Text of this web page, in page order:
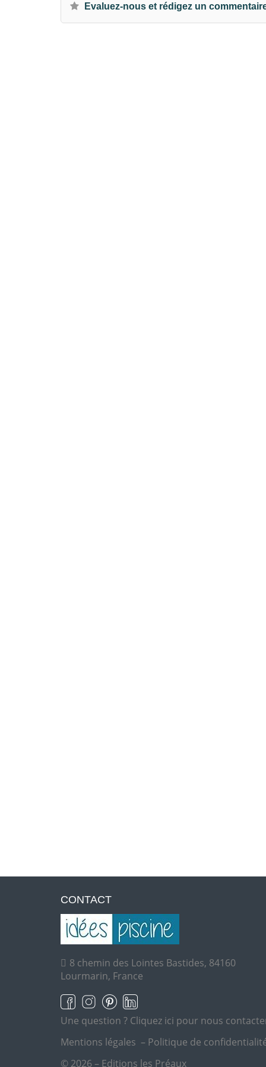
Evaluez-nous et rédigez un
CONTACT
8 chemin des Lointes Bastides, 84160
Lourmarin, France
Une question ? Cliquez ici pour nous
Mentions légales – Politique de
© 2026 – Editions les Préaux